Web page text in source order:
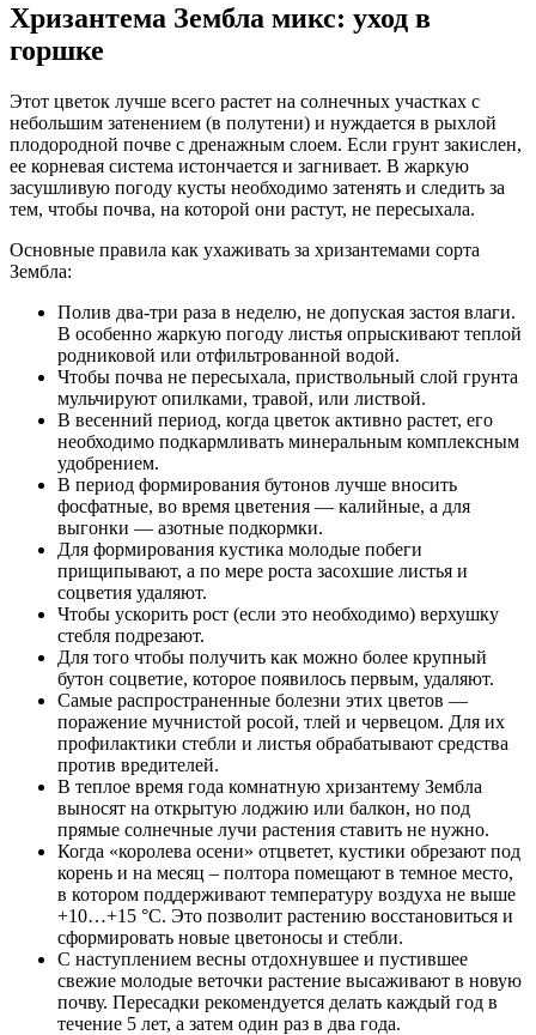
Хризантема Зембла микс: уход в
горшке
Этот цветок лучше всего растет на солнечных участках с
небольшим затенением (в полутени) и нуждается в рыхлой
плодородной почве с дренажным слоем. Если грунт закислен,
ее корневая система истончается и загнивает. В жаркую
засушливую погоду кусты необходимо затенять и следить за
тем, чтобы почва, на которой они растут, не пересыхала.
Основные правила как ухаживать за хризантемами сорта
Зембла:
Полив два-три раза в неделю, не допуская застоя влаги.
В особенно жаркую погоду листья опрыскивают теплой
родниковой или отфильтрованной водой.
Чтобы почва не пересыхала, приствольный слой грунта
мульчируют опилками, травой, или листвой.
В весенний период, когда цветок активно растет, его
необходимо подкармливать минеральным комплексным
удобрением.
В период формирования бутонов лучше вносить
фосфатные, во время цветения ― калийные, а для
выгонки ― азотные подкормки.
Для формирования кустика молодые побеги
прищипывают, а по мере роста засохшие листья и
соцветия удаляют.
Чтобы ускорить рост (если это необходимо) верхушку
стебля подрезают.
Для того чтобы получить как можно более крупный
бутон соцветие, которое появилось первым, удаляют.
Самые распространенные болезни этих цветов ―
поражение мучнистой росой, тлей и червецом. Для их
профилактики стебли и листья обрабатывают средства
против вредителей.
В теплое время года комнатную хризантему Зембла
выносят на открытую лоджию или балкон, но под
прямые солнечные лучи растения ставить не нужно.
Когда «королева осени» отцветет, кустики обрезают под
корень и на месяц – полтора помещают в темное место,
в котором поддерживают температуру воздуха не выше
+10…+15 °C. Это позволит растению восстановиться и
сформировать новые цветоносы и стебли.
С наступлением весны отдохнувшее и пустившее
свежие молодые веточки растение высаживают в новую
почву. Пересадки рекомендуется делать каждый год в
течение 5 лет, а затем один раз в два года.